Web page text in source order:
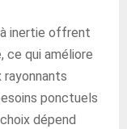
inertie offrent
ce qui améliore
rayonnants
ponctuels
dépend